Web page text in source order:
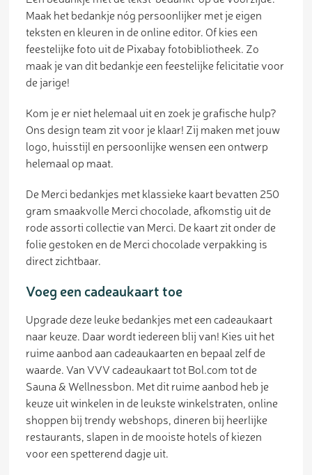
Maak het bedankje nóg persoonlijker met je eigen
teksten en kleuren in de online editor. Of kies een
feestelijke foto uit de Pixabay fotobibliotheek. Zo
maak je van dit bedankje een feestelijke felicitatie voor
de jarige!
Kom je er niet helemaal uit en zoek je grafische hulp?
Ons design team zit voor je klaar! Zij maken met jouw
logo, huisstijl en persoonlijke wensen een ontwerp
helemaal op maat.
De Merci bedankjes met klassieke kaart bevatten 250
gram smaakvolle Merci chocolade, afkomstig uit de
rode assorti collectie van Merci. De kaart zit onder de
folie gestoken en de Merci chocolade verpakking is
direct zichtbaar.
Voeg een cadeaukaart toe
Upgrade deze leuke bedankjes met een cadeaukaart
naar keuze. Daar wordt iedereen blij van! Kies uit het
ruime aanbod aan cadeaukaarten en bepaal zelf de
waarde. Van VVV cadeaukaart tot Bol.com tot de
Sauna & Wellnessbon. Met dit ruime aanbod heb je
keuze uit winkelen in de leukste winkelstraten, online
shoppen bij trendy webshops, dineren bij heerlijke
restaurants, slapen in de mooiste hotels of kiezen
voor een spetterend dagje uit.